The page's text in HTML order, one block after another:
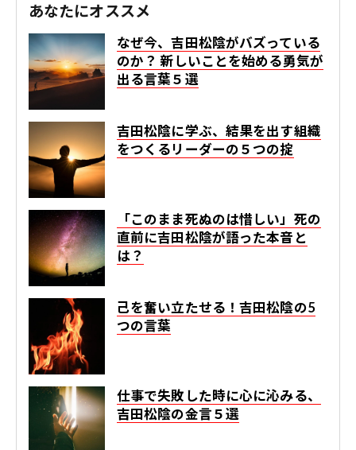
あなたにオススメ
なぜ今、吉田松陰がバズっている
のか？ 新しいことを始める勇気が
出る言葉５選
吉田松陰に学ぶ、結果を出す組織
をつくるリーダーの５つの掟
「このまま死ぬのは惜しい」死の
直前に吉田松陰が語った本音と
は？
己を奮い立たせる！吉田松陰の5
つの言葉
仕事で失敗した時に心に沁みる、
吉田松陰の金言５選